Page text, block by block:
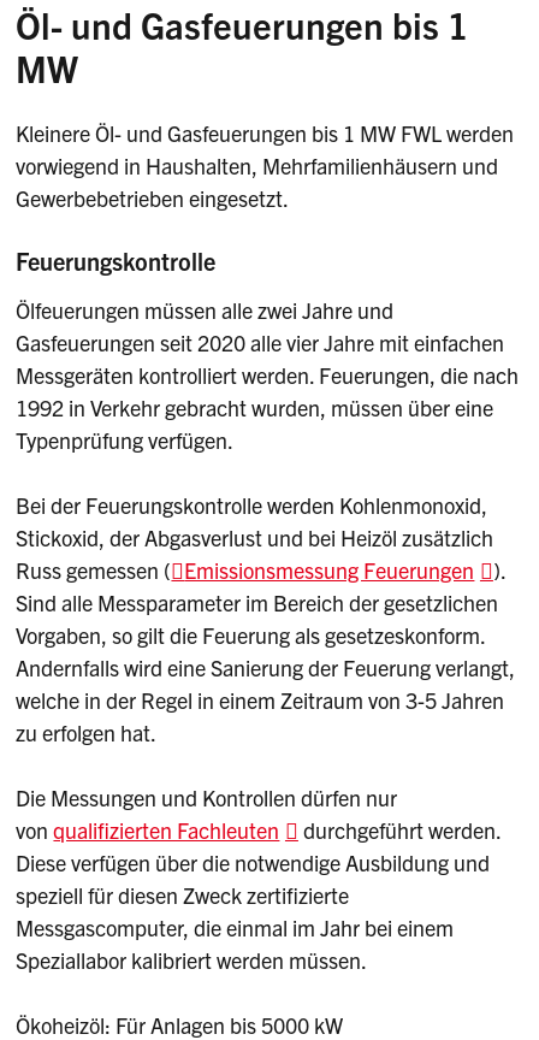
Öl- und Gasfeuerungen bis 1
MW
Kleinere Öl- und Gasfeuerungen bis 1 MW FWL werden
vorwiegend in Haushalten, Mehrfamilienhäusern und
Gewerbebetrieben eingesetzt.
Feuerungskontrolle
Ölfeuerungen müssen alle zwei Jahre und
Gasfeuerungen seit 2020 alle vier Jahre mit einfachen
Messgeräten kontrolliert werden. Feuerungen, die nach
1992 in Verkehr gebracht wurden, müssen über eine
Typenprüfung verfügen.
Bei der Feuerungskontrolle werden Kohlenmonoxid,
Stickoxid, der Abgasverlust und bei Heizöl zusätzlich
Russ gemessen ( Emissionsmessung Feuerungen
).
Sind alle Messparameter im Bereich der gesetzlichen
Vorgaben, so gilt die Feuerung als gesetzeskonform.
Andernfalls wird eine Sanierung der Feuerung verlangt,
welche in der Regel in einem Zeitraum von 3-5 Jahren
zu erfolgen hat.
Die Messungen und Kontrollen dürfen nur
vonqualifizierten Fachleuten
durchgeführt werden.
Diese verfügen über die notwendige Ausbildung und
speziell für diesen Zweck zertifizierte
Messgascomputer, die einmal im Jahr bei einem
Speziallabor kalibriert werden müssen.
Ökoheizöl: Für Anlagen bis 5000 kW